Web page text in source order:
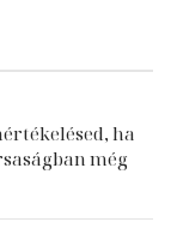
ha
még